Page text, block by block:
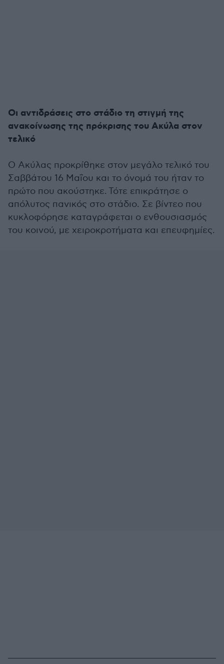
Οι αντιδράσεις στο στάδιο τη στιγμή της
ανακοίνωσης της πρόκρισης του Ακύλα στον
τελικό
Ο Ακύλας προκρίθηκε στον μεγάλο τελικό του
Σαββάτου 16 Μαΐου και το όνομά του ήταν το
πρώτο που ακούστηκε. Τότε επικράτησε ο
απόλυτος πανικός στο στάδιο. Σε βίντεο που
κυκλοφόρησε καταγράφεται ο ενθουσιασμός
του κοινού, με χειροκροτήματα και επευφημίες.